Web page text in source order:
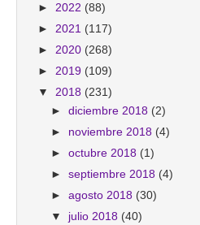
► 2022 (88)
► 2021 (117)
► 2020 (268)
► 2019 (109)
▼ 2018 (231)
►diciembre 2018 (2)
► noviembre 2018 (4)
►octubre 2018 (1)
►septiembre 2018 (4)
►agosto 2018 (30)
▼ julio 2018 (40)